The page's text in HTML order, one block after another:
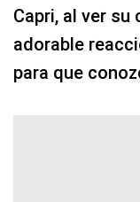
Capri, al ver su
adorable
para que